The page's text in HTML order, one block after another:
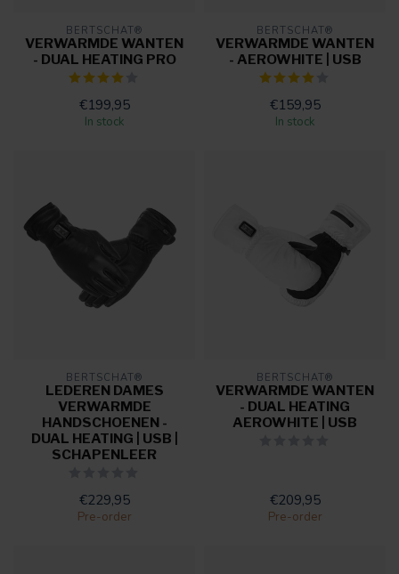
BERTSCHAT®
VERWARMDE WANTEN
- DUAL HEATING PRO
€199,95
In stock
BERTSCHAT®
VERWARMDE WANTEN
- AEROWHITE | USB
€159,95
In stock
BERTSCHAT®
LEDEREN DAMES
VERWARMDE
HANDSCHOENEN -
DUAL HEATING | USB |
SCHAPENLEER
€229,95
Pre-order
BERTSCHAT®
VERWARMDE WANTEN
- DUAL HEATING
AEROWHITE | USB
€209,95
Pre-order